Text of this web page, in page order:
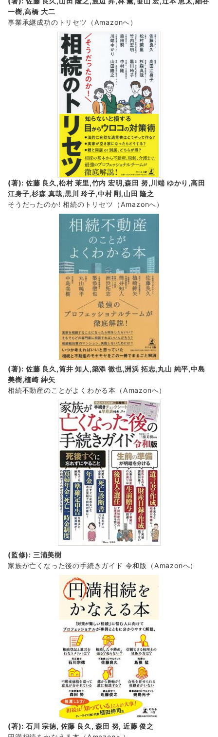
一樹,高橋 大二
事業承継成功のトリセツ
（Amazonへ）
(著): 佐藤 良久,松村 茉里,竹内 宏明,森田 努,川端 ゆかり,高田
江身子,杉森 真哉,黒川 玲子,中村 剛,山田 隆之
そうだったのか! 相続のトリセツ
（Amazonへ）
(著): 佐藤 良久,筒井 知人,築添 徹也,洲浜 拓志,丸山 純平,中島
美樹,植崎 紳矢
相続不動産のことがよくわかる本（Amazonへ）
(監修): 三浦美樹
家族が亡くなった後の手続きガイド 令和版（Amazonへ）
(著): 石川 宗徳, 佐藤 良久, 森田 努, 近藤 俊之